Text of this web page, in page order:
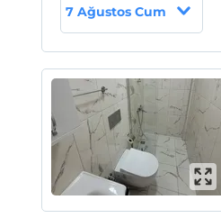
7 Ağustos Cum